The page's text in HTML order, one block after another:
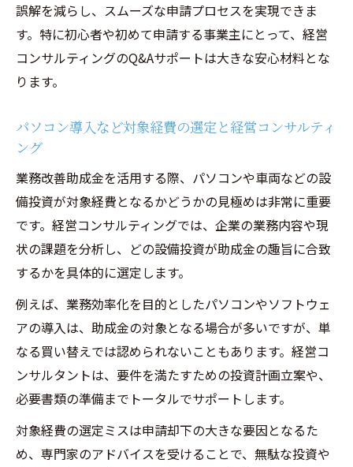
車両購入を経営コンサルティングで支援し
た実践例
業務改善助成金を活かした個人事業主の体
経営コンサルティングで車両購入補助金を狙う
車両購入に強い経営コンサルティングの活
用術
業務改善助成金の車両購入事例を徹底解説
経営コンサルティングが申請成功率を高め
る理由
車両導入に必要な助成金のポイントを整理
個人事業主も活用できる経営コンサルティ
ング事例
個人事業主も安心の業務効率化プラン徹底解説
個人事業主向け経営コンサルティングの導
入ポイント
業務効率化で補助金申請を成功に導く秘訣
誤解を減らし、スムーズな申請プロセスを実現できま
す。特に初心者や初めて申請する事業主にとって、経営
コンサルティングのQ&Aサポートは大きな安心材料とな
ります。
パソコン導入など対象経費の選定と経営コンサルティ
ング
業務改善助成金を活用する際、パソコンや車両などの設
備投資が対象経費となるかどうかの見極めは非常に重要
です。経営コンサルティングでは、企業の業務内容や現
状の課題を分析し、どの設備投資が助成金の趣旨に合致
するかを具体的に選定します。
例えば、業務効率化を目的としたパソコンやソフトウェ
アの導入は、助成金の対象となる場合が多いですが、単
なる買い替えでは認められないこともあります。経営コ
ンサルタントは、要件を満たすための投資計画立案や、
必要書類の準備までトータルでサポートします。
対象経費の選定ミスは申請却下の大きな要因となるた
め、専門家のアドバイスを受けることで、無駄な投資や